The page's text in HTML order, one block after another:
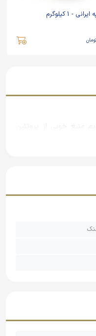
ایرانی - 1 کیلوگرم
منبع خوبی از پروتئین
یک منبع پروتئینی
است.
موجود در لوبیا چیتی دیم